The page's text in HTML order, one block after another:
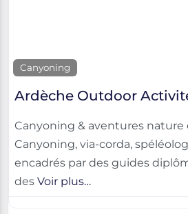
Canyoning
Ardèche Outdoor
Canyoning & aventures nature
Canyoning, via-corda,
encadrés par des guides
des Voir plus…